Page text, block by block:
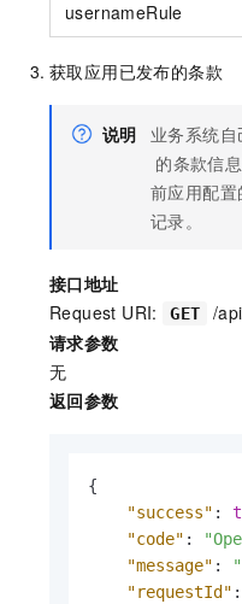
usernameRule
获取应用已发布的条款
说明 业务系统
的条款信
前应用配
记录。
接口地址
Request URI:
GET
/
请求参数
无
返回参数
{
"success" :
"code" :
"message" :
"requestId" :